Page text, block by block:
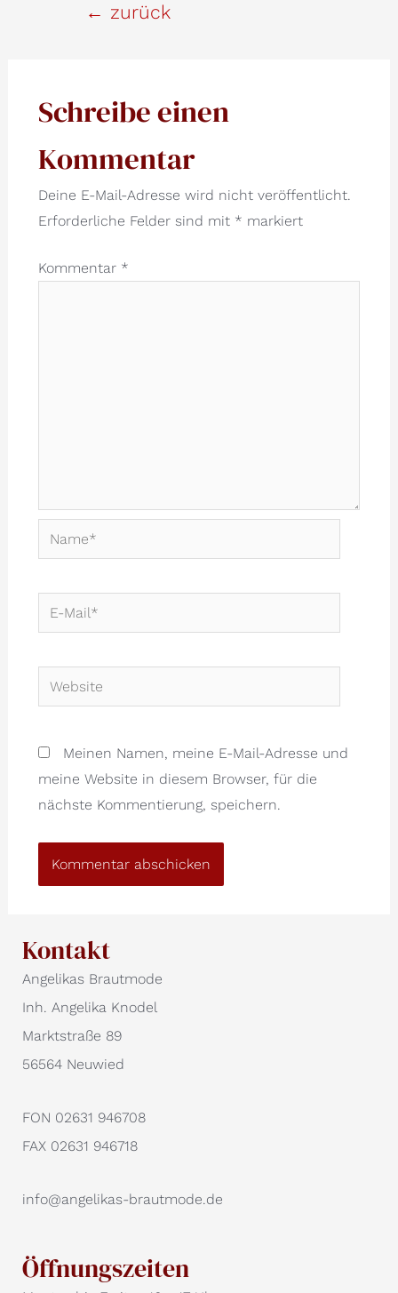
← zurück
Schreibe einen
Kommentar
Deine E-Mail-Adresse wird nicht veröffentlicht.
Erforderliche Felder sind mit * markiert
Kommentar *
Name*
E-
Mail*
Website
Meinen Namen, meine E-Mail-Adresse und
meine Website in diesem Browser, für die
nächste Kommentierung, speichern.
Kontakt
Angelikas Brautmode
Inh. Angelika Knodel
Marktstraße 89
56564 Neuwied
FON 02631 946708
FAX 02631 946718
info@angelikas-brautmode.de
Öffnungszeiten